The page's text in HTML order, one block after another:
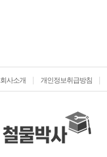
회사소개 개인정보취급방침